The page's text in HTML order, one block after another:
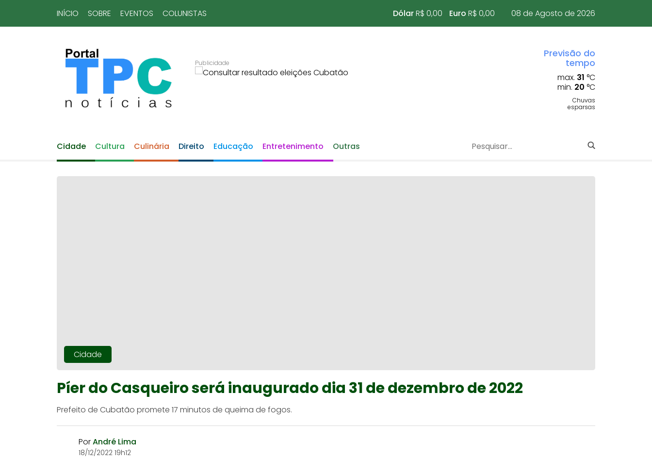
INÍCIO SOBRE EVENTOS COLUNISTAS DólarR$ 0,00 Euro R$ 0,00 08 de Agosto de 2026
Previsão do
tempo
max. 31 °C
min. 20 °C
Chuvas
esparsas
Cidade Cultura Culinária Direito Educação Entretenimento Outras
Cidade
Píer do Casqueiro será inaugurado dia 31 de dezembro de 2022
Prefeito de Cubatão promete 17 minutos de queima de fogos.
PorAndré Lima
18/12/2022 19h12